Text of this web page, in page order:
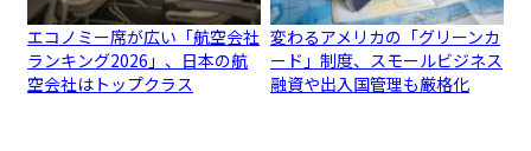
エコノミー席が広い「航空会社
ランキング2026」、日本の航
空会社はトップクラス
変わるアメリカの「グリーンカ
ード」制度、スモールビジネス
融資や出入国管理も厳格化